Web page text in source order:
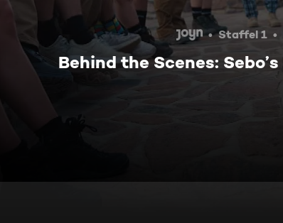
Staffel 1
Behind the Scenes: Sebo’s